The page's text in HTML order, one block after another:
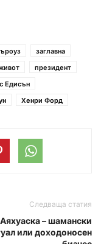
заглавна
президент
Едисън
Хенри Форд
Следваща статия
Аяхуаска – шамански
или доходоносен